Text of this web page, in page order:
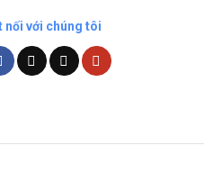
nối với chúng tôi